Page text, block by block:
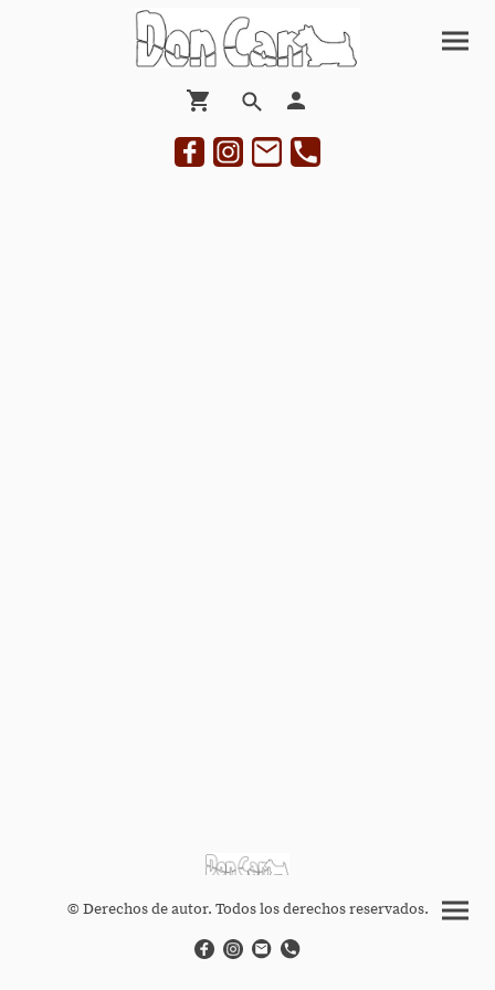
© Derechos de autor. Todos los derechos reservados.